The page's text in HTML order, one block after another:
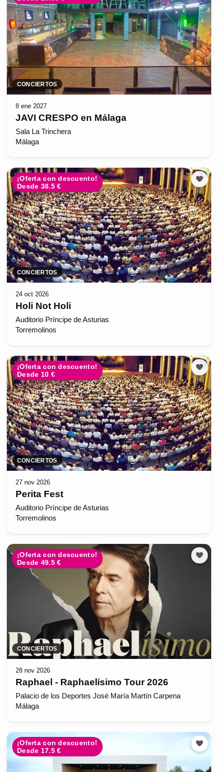
CONCIERTOS
8 ene 2027
JAVI CRESPO en Málaga
Sala La Trinchera
Málaga
¡Oferta con descuento!
Desde 38.5 €
CONCIERTOS
24 oct 2026
Holi Not Holi
Auditorio Príncipe de Asturias
Torremolinos
¡Oferta con descuento!
Desde 10 €
CONCIERTOS
27 nov 2026
Perita Fest
Auditorio Príncipe de Asturias
Torremolinos
¡Oferta con descuento!
Desde 49.5 €
CONCIERTOS
28 nov 2026
Raphael - Raphaelísimo Tour 2026
Palacio de los Deportes José María Martín Carpena
Málaga
¡Oferta con descuento!
Desde 17.5 €